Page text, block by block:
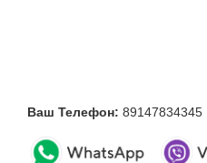
Ваш Телефон: 89147834345